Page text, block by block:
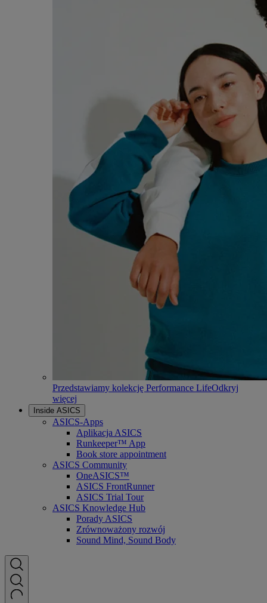
Przedstawiamy kolekcję Performance LifeOdkryj
więcej
Inside ASICS
ASICS-Apps
Aplikacja ASICS
Runkeeper™ App
Book store appointment
ASICS Community
OneASICS™
ASICS FrontRunner
ASICS Trial Tour
ASICS Knowledge Hub
Porady ASICS
Zrównoważony rozwój
Sound Mind, Sound Body